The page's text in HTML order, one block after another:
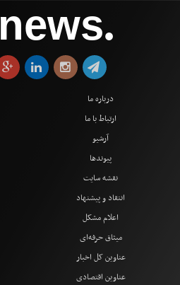
news●
درباره ما
ارتباط با ما
آرشیو
پیوندها
نقشه سایت
انتقاد و پیشنهاد
اعلام مشکل
میثاق حرفه‌ای
عناوین کل اخبار
عناوین اقتصادی